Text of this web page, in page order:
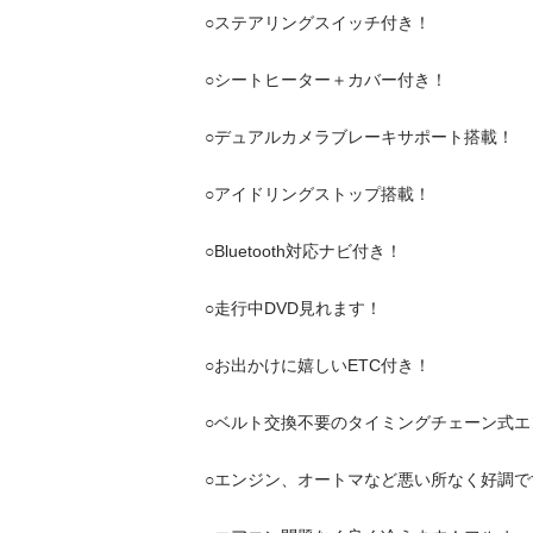
○ステアリングスイッチ付き！
○シートヒーター＋カバー付き！
○デュアルカメラブレーキサポート搭載！
○アイドリングストップ搭載！
○Bluetooth対応ナビ付き！
○走行中DVD見れます！
○お出かけに嬉しいETC付き！
○ベルト交換不要のタイミングチェーン式
○エンジン、オートマなど悪い所なく好調で